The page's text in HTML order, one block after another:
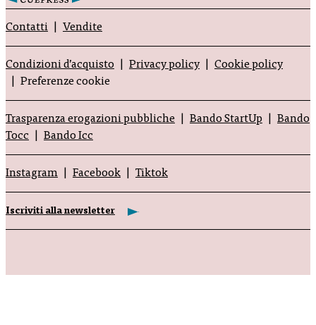
Contatti Vendite
Condizioni d’acquisto Privacy policy
Cookie policy
Preferenze cookie
Trasparenza erogazioni pubbliche Bando StartUp
Bando
Tocc
Bando Icc
Instagram Facebook Tiktok
Iscriviti alla newsletter